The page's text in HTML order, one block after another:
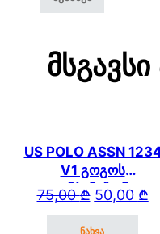
US POLO ASSN
V1 გოგოს
კომბინეზონი
75,00₾ Original
50,00 ₾
Current
ნახვა